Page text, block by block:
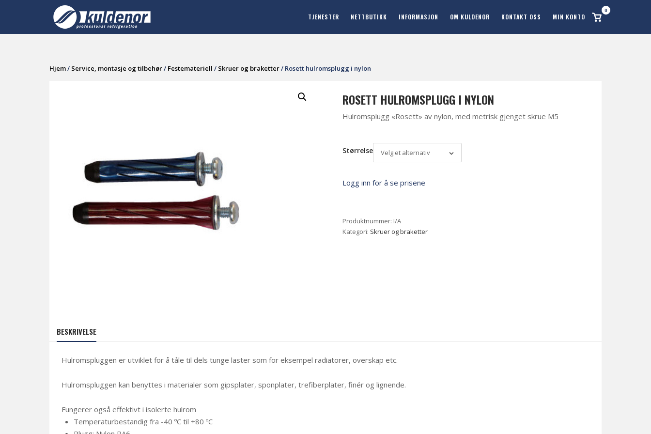
TJENESTER NETTBUTIKK INFORMASJON OM KULDENOR KONTAKT OSS MIN KONTO
Se 0
Hjem/ Service, montasje og tilbehør/ Festemateriell / Skruer og braketter/ Rosett hulromsplugg i nylon
ROSETT HULROMSPLUGG I NYLON
Hulromsplugg «Rosett» av nylon, med metrisk gjenget skrue M5
Størrelse Velg et alternativ
Logg inn for å se prisene
Produktnummer: I/A
Kategori: Skruer og braketter
BESKRIVELSE
Hulromspluggen er utviklet for å tåle til dels tunge laster som for eksempel radiatorer, overskap etc.
Hulromspluggen kan benyttes i materialer som gipsplater, sponplater, trefiberplater, finér og lignende.
Fungerer også effektivt i isolerte hulrom
Temperaturbestandig fra -40 ºC til +80 ºC